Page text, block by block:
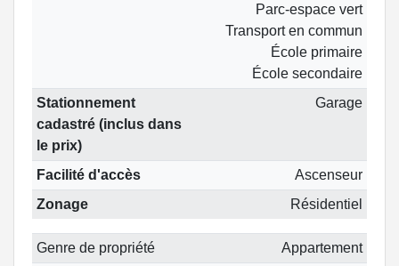
Parc-espace vert
Transport en commun
École primaire
École secondaire
Stationnement
cadastré (inclus dans
le prix)
Garage
Facilité d'accès
Ascenseur
Zonage
Résidentiel
Genre de propriété
Appartement